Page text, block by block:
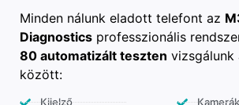
Minden nálunk eladott telefont az
Diagnostics professzionális
80 automatizált teszten
között:
Kijelző
Kamerák